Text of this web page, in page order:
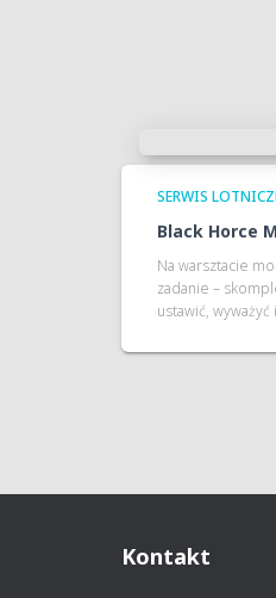
SERWIS
Black Horce
Na warsztacie
zadanie –
ustawić,
Kontakt